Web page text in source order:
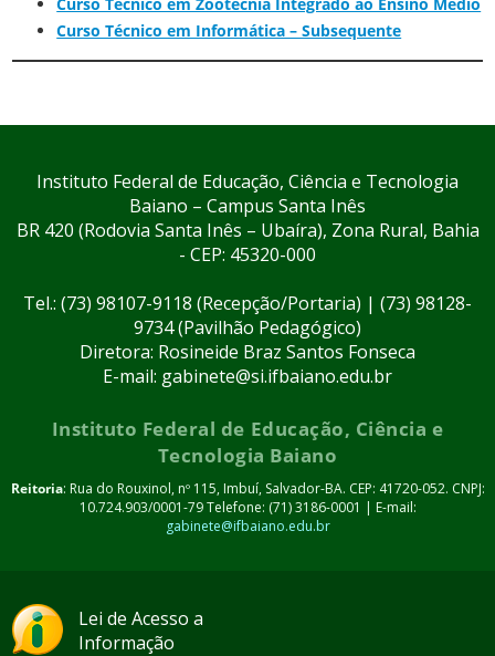
Curso Técnico em Informática – Subsequente
Instituto Federal de Educação, Ciência e Tecnologia
Baiano – Campus Santa Inês
BR 420 (Rodovia Santa Inês – Ubaíra), Zona Rural, Bahia
- CEP: 45320-000
Tel.: (73) 98107-9118 (Recepção/Portaria) | (73) 98128-
9734 (Pavilhão Pedagógico)
Diretora: Rosineide Braz Santos Fonseca
E-mail: gabinete@si.ifbaiano.edu.br
Instituto Federal de Educação, Ciência e
Tecnologia Baiano
Reitoria: Rua do Rouxinol, nº 115, Imbuí, Salvador-BA. CEP: 41720-052. CNPJ:
10.724.903/0001-79 Telefone: (71) 3186-0001 | E-mail:
gabinete@ifbaiano.edu.br
Lei de Acesso a
Informação